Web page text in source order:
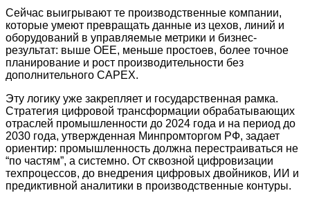
Сейчас выигрывают те производственные компании,
которые умеют превращать данные из цехов, линий и
оборудований в управляемые метрики и бизнес-
результат: выше OEE, меньше простоев, более точное
планирование и рост производительности без
дополнительного CAPEX.
Эту логику уже закрепляет и государственная рамка.
Стратегия цифровой трансформации обрабатывающих
отраслей промышленности до 2024 года и на период до
2030 года, утвержденная Минпромторгом РФ, задает
ориентир: промышленность должна перестраиваться не
“по частям”, а системно. От сквозной цифровизации
техпроцессов, до внедрения цифровых двойников, ИИ и
предиктивной аналитики в производственные контуры.